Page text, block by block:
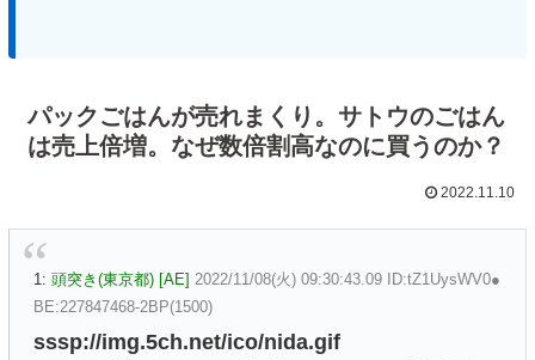
パックごはんが売れまくり。サトウのごはん
は売上倍増。なぜ数倍割高なのに買うのか？
2022.11.10
1: 頭突き(東京都) [AE] 2022/11/08(火) 09:30:43.09 ID:tZ1UysWV0●
BE:227847468-2BP(1500)
sssp://img.5ch.net/ico/nida.gif